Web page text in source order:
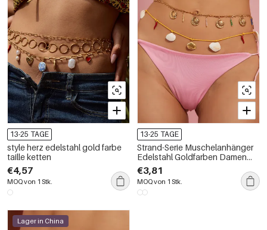
13-25 TAGE
style herz edelstahl gold farbe
taille ketten
€4,57
MOQ von 1 Stk.
13-25 TAGE
Strand-Serie Muschelanhänger
Edelstahl Goldfarben Damen
Taillenketten
€3,81
MOQ von 1 Stk.
Lager in China